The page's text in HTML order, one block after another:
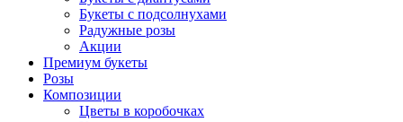
Букеты с подсолнухами
Радужные розы
Акции
Премиум букеты
Розы
Композиции
Цветы в коробочках